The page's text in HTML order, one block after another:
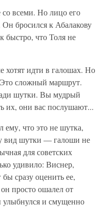
со всеми. Но лицо его
бросился к Абалакову
быстро, что Толя не
идти в галошах. Но
сложный маршрут.
шутки. Вы мудрый
их, они вас послушают...
что это не шутка,
вид шутки — галоши не
для советских
удивило: Виснер,
сразу оценить ее,
просто ошалел от
улыбнулся и смущенно